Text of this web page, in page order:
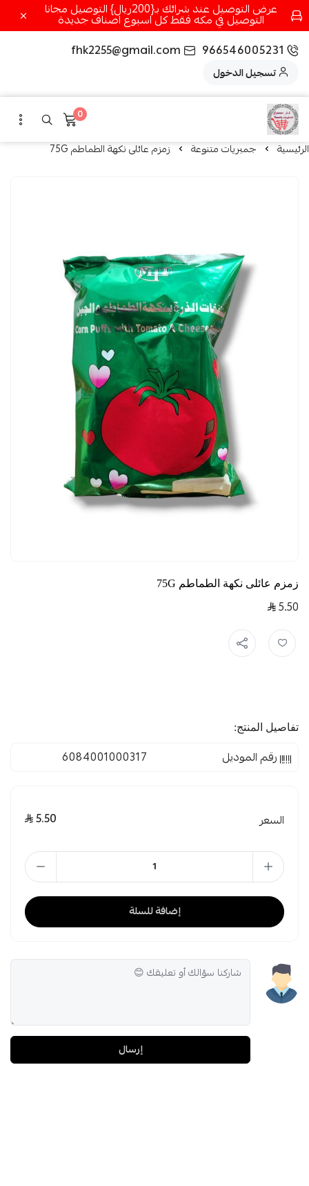
عرض التوصيل عند شرائك بـ{200ريال} التوصيل مجانا
التوصيل في مكه فقط كل اسبوع اصناف جديدة
966546005231
fhk2255@gmail.com
تسجيل الدخول
0
الرئيسية جمبريات متنوعة زمزم عائلى نكهة الطماطم 75G
زمزم عائلى نكهة الطماطم 75G
5.50
تفاصيل المنتج:
رقم الموديل 6084001000317
السعر 5.50
إضافة للسلة
إرسال